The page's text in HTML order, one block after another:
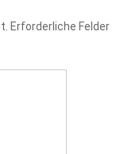
Erforderliche Felder